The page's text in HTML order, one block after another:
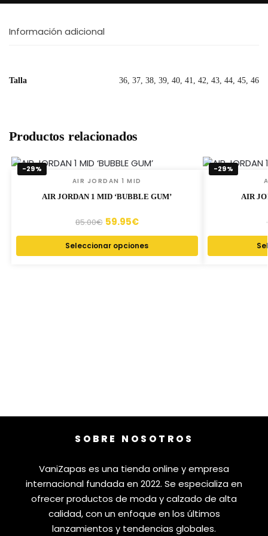
Información adicional
Talla 36, 37, 38, 39, 40, 41, 42, 43, 44, 45, 46
Productos relacionados
-29%
AIR JORDAN 1 MID
AIR JORDAN 1 MID ‘BUBBLE GUM’
85.00€ 59.95€
Seleccionar opciones
-29%
AIR
SOBRE NOSOTROS
VaniZapas es una tienda online y empresa
internacional fundada en 2022. Se especializa en
ofrecer productos de moda y calzado de alta
calidad, con un enfoque en los últimos
lanzamientos y tendencias globales.